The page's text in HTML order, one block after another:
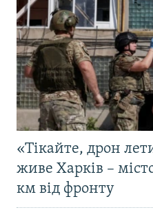
«Тікайте, дрон
живе Харків –
км від фронту